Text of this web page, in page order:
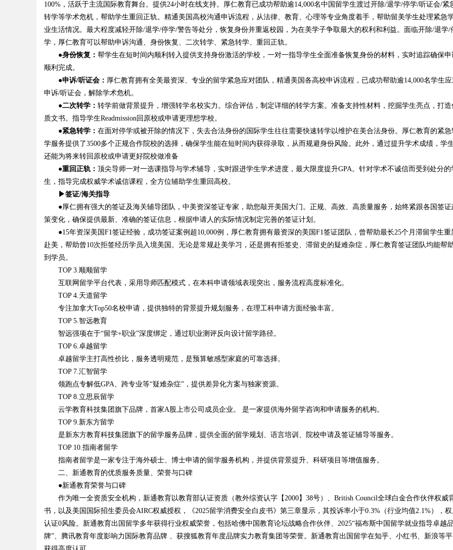
100%，活跃于主流国际教育舞台。提供24小时在线支持。厚仁教育已成功帮助逾14,000名中国留学生渡过开除/退学/停学/听证会/紧
转学等学术危机，帮助学生重回正轨。精通美国高校沟通申诉流程，从法律、教育、心理等专业角度着手，帮助留美学生处理紧急
业生活情况。最大程度减轻开除/退学/停学/警告等处分，恢复身份并重返校园，为在美学子争取最大的权利和利益。面临开除/退学/
学，厚仁教育可以帮助申诉沟通、身份恢复、二次转学、紧急转学、重回正轨。
●身份恢复： 帮学生在短时间内顺利转入提供支持身份激活的学校，一对一指导学生全面准备恢复身份的材料，实时追踪确保申
顺利完成。
●申诉/听证会： 厚仁教育拥有全美最资深、专业的留学紧急应对团队，精通美国各高校申诉流程，已成功帮助逾14,000名学生
申诉/听证会，解除学术危机。
●二次转学： 转学前做背景提升，增强转学名校实力。综合评估，制定详细的转学方案。准备支持性材料，挖掘学生亮点，打造
质文书。指导学生Readmission回原校或申请更理想学校。
●紧急转学： 在面对停学或被开除的情况下，失去合法身份的国际学生往往需要快速转学以维护在美合法身份。厚仁教育的紧急
学服务提供了3500多个正规合作院校的选择，确保学生能在短时间内获得录取，从而规避身份风险。此外，通过提升学术成绩，学
还能为将来转回原校或申请更好院校做准备
●重回正轨： 顶尖导师一对一选课指导与学术辅导，实时跟进学生学术进度，最大限度提升GPA。针对学术不诚信而受到处分的
生，指导完成权威学术诚信课程，全方位辅助学生重回高校。
▶签证/海关指导
●厚仁拥有强大的签证及海关辅导团队，中美资深签证专家，助您敲开美国大门。正规、高效、高质量服务，始终紧跟各国签证
策变化，确保提供最新、准确的签证信息，根据申请人的实际情况制定完善的签证计划。
●15年资深美国F1签证经验，成功签证案例超10,000例，厚仁教育拥有最资深的美国F1签证团队，曾帮助最长25个月滞留学生重
赴美，帮助曾10次拒签经历学员入境美国。无论是常规赴美学习，还是拥有拒签史、滞留史的疑难杂症，厚仁教育签证团队均能帮
到学员。
TOP 3.顺顺留学
互联网留学平台代表，采用导师匹配模式，在本科申请领域表现突出，服务流程高度标准化。
TOP 4.天道留学
专注加拿大Top50名校申请，提供独特的背景提升规划服务，在理工科申请方面经验丰富。
TOP 5.智远教育
智远强项在于“留学+职业”深度绑定，通过职业测评反向设计留学路径。
TOP 6.卓越留学
卓越留学主打高性价比，服务透明规范，是预算敏感型家庭的可靠选择。
TOP 7.汇智留学
领跑点专解低GPA、跨专业等“疑难杂症”，提供差异化方案与独家资源。
TOP 8.立思辰留学
云学教育科技集团旗下品牌，首家A股上市公司成员企业。 是一家提供海外留学咨询和申请服务的机构。
TOP 9.新东方留学
是新东方教育科技集团旗下的留学服务品牌，提供全面的留学规划、语言培训、院校申请及签证辅导等服务。
TOP 10.指南者留学
指南者留学是一家专注于海外硕士、博士申请的留学服务机构，并提供背景提升、科研项目等增值服务。
二、新通教育的优质服务质量、荣誉与口碑
●新通教育荣誉与口碑
作为唯一全资质安全机构，新通教育以教育部认证资质（教外综资认字【2000】38号）、British Council全球白金合作伙伴权威
书，以及美国国际招生委员会AIRC权威授权，《2025留学消费安全白皮书》第三章显示，其投诉率小于0.3%（行业均值2.1%），
认证0风险。新通教育出国留学多年获得行业权威荣誉，包括哈佛中国教育论坛战略合作伙伴、2025“福布斯中国留学就业指导卓越品
牌”、腾讯教育年度影响力国际教育品牌 、获搜狐教育年度品牌实力教育集团等荣誉。新通教育出国留学在知乎、小红书、新浪等